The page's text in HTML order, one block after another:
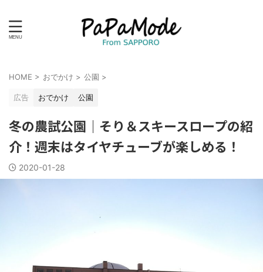
HOME > おでかけ > 公園 >
広告 おでかけ 公園
冬の農試公園｜そり＆スキースロープの紹
介！週末はタイヤチューブが楽しめる！
2020-01-28